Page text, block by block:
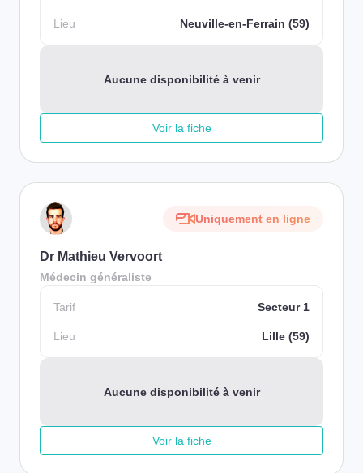
Lieu Neuville-en-Ferrain (59)
Aucune disponibilité à venir
Voir la fiche
Uniquement en ligne
Dr Mathieu Vervoort
Médecin généraliste
Tarif Secteur 1
Lieu Lille (59)
Aucune disponibilité à venir
Voir la fiche